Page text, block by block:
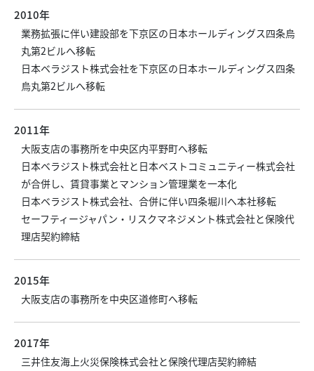
2010年
業務拡張に伴い建設部を下京区の日本ホールディングス四条烏
丸第2ビルへ移転
日本ベラジスト株式会社を下京区の日本ホールディングス四条
烏丸第2ビルへ移転
2011年
大阪支店の事務所を中央区内平野町へ移転
日本ベラジスト株式会社と日本ベストコミュニティー株式会社
が合併し、賃貸事業とマンション管理業を一本化
日本ベラジスト株式会社、合併に伴い四条堀川へ本社移転
セーフティージャパン・リスクマネジメント株式会社と保険代
理店契約締結
2015年
大阪支店の事務所を中央区道修町へ移転
2017年
三井住友海上火災保険株式会社と保険代理店契約締結